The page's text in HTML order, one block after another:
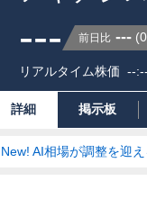
--- 前日比 --- (
リアルタイム株価 --:--
詳細 掲示板
New! AI相場が調整を迎